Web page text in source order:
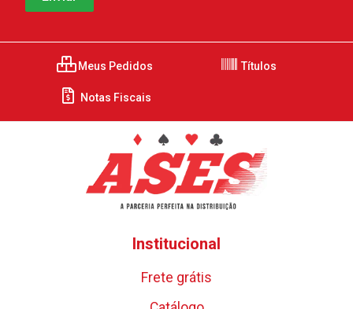
Meus Pedidos Títulos
Notas Fiscais
Institucional
Frete grátis